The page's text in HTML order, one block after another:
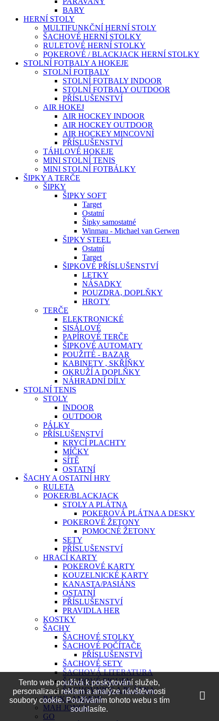
BARY
HERNÍ STOLY
MULTIFUNKČNÍ HERNÍ STOLY
ŠACHOVÉ HERNÍ STOLKY
RULETOVÉ HERNÍ STOLKY
POKEROVÉ / BLACKJACK HERNÍ STOLKY
STOLNÍ FOTBALY A HOKEJE
STOLNÍ FOTBALY
STOLNÍ FOTBALY INDOOR
STOLNÍ FOTBALY OUTDOOR
PŘÍSLUŠENSTVÍ
AIR HOKEJ
AIR HOCKEY INDOOR
AIR HOCKEY OUTDOOR
AIR HOCKEY MINCOVNÍ
PŘÍSLUŠENSTVÍ
TÁHLOVÉ HOKEJE
MINI STOLNÍ TENIS
MINI STOLNÍ FOTBÁLKY
ŠIPKY A TERČE
ŠIPKY
ŠIPKY SOFT
Target
Ostatní
Šipky samostatné
Winmau - Michael van Gerwen
ŠIPKY STEEL
Ostatní
Target
ŠIPKOVÉ PŘÍSLUŠENSTVÍ
LETKY
NÁSADKY
POUZDRA, DOPLŇKY
HROTY
TERČE
ELEKTRONICKÉ
SISÁLOVÉ
PAPÍROVÉ TERČE
ŠIPKOVÉ AUTOMATY
POUŽITÉ - BAZAR
KABINETY , SKŘÍŇKY
OKRUŽÍ A DOPLŇKY
NÁHRADNÍ DÍLY
STOLNÍ TENIS
STOLY
INDOOR
OUTDOOR
PÁLKY
PŘÍSLUŠENSTVÍ
KRYCÍ PLACHTY
MÍČKY
SÍTĚ
OSTATNÍ
ŠACHY A OSTATNÍ HRY
RULETA
POKER/BLACKJACK
STOLY A PLÁTNA
POKEROVÁ PLÁTNA A DESKY
POKEROVÉ ŽETONY
POMOCNÉ ŽETONY
SETY
PŘÍSLUŠENSTVÍ
HRACÍ KARTY
POKEROVÉ KARTY
KOUZELNICKÉ KARTY
KANASTA/PASIÁNS
OSTATNÍ
PŘÍSLUŠENSTVÍ
PRAVIDLA HER
KOSTKY
ŠACHY
ŠACHOVÉ STOLKY
ŠACHOVÉ POČÍTAČE
PŘÍSLUŠENSTVÍ
ŠACHOVÉ SETY
ŠACHOVÁ LITERATURA
ŠACHOVÉ FIGURY
ŠACHOVNICE A PLÁTNA
BACKGAMMON
MAH JONGG
GO
Tento web používá k poskytování služeb,
personalizaci reklam a analýze návštěvnosti
soubory cookie. Používáním tohoto webu s tím
souhlasíte.